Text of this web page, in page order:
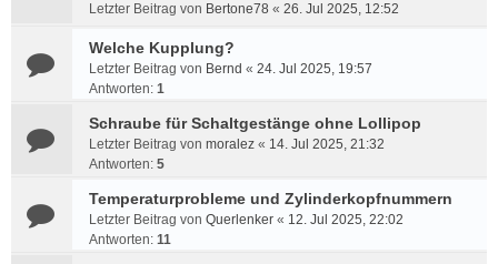
Letzter Beitrag von Bertone78 « 26. Jul 2025, 12:52
Welche Kupplung?
Letzter Beitrag von Bernd « 24. Jul 2025, 19:57
Antworten: 1
Schraube für Schaltgestänge ohne Lollipop
Letzter Beitrag von moralez « 14. Jul 2025, 21:32
Antworten: 5
Temperaturprobleme und Zylinderkopfnummern
Letzter Beitrag von Querlenker « 12. Jul 2025, 22:02
Antworten: 11